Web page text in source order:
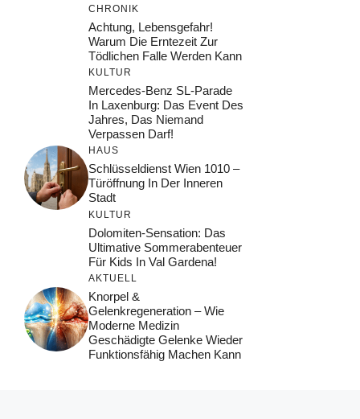
CHRONIK
Achtung, Lebensgefahr!
Warum Die Erntezeit Zur
Tödlichen Falle Werden Kann
KULTUR
Mercedes-Benz SL-Parade
In Laxenburg: Das Event Des
Jahres, Das Niemand
Verpassen Darf!
HAUS
Schlüsseldienst Wien 1010 –
Türöffnung In Der Inneren
Stadt
KULTUR
Dolomiten-Sensation: Das
Ultimative Sommerabenteuer
Für Kids In Val Gardena!
AKTUELL
Knorpel &
Gelenkregeneration – Wie
Moderne Medizin
Geschädigte Gelenke Wieder
Funktionsfähig Machen Kann